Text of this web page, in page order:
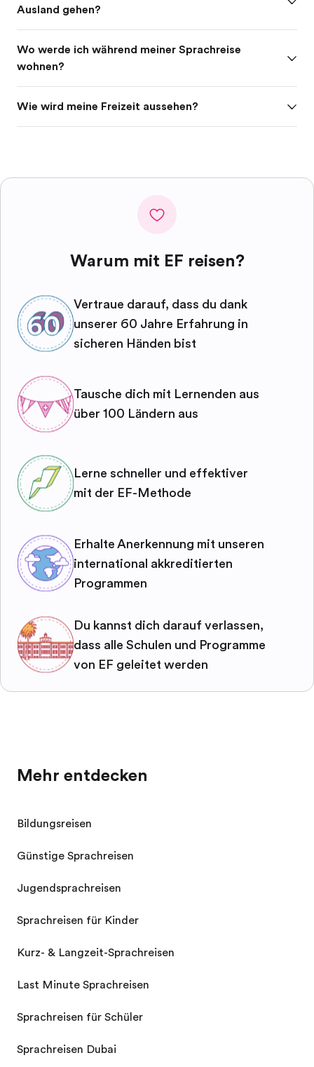
Ausland gehen?
Wo werde ich während meiner Sprachreise
wohnen?
Wie wird meine Freizeit aussehen?
Warum mit EF reisen?
Vertraue darauf, dass du dank
unserer 60 Jahre Erfahrung in
sicheren Händen bist
Tausche dich mit Lernenden aus
über 100 Ländern aus
Lerne schneller und effektiver
mit der EF-Methode
Erhalte Anerkennung mit unseren
international akkreditierten
Programmen
Du kannst dich darauf verlassen,
dass alle Schulen und Programme
von EF geleitet werden
Mehr entdecken
Bildungsreisen
Günstige Sprachreisen
Jugendsprachreisen
Sprachreisen für Kinder
Kurz- & Langzeit-Sprachreisen
Last Minute Sprachreisen
Sprachreisen für Schüler
Sprachreisen Dubai